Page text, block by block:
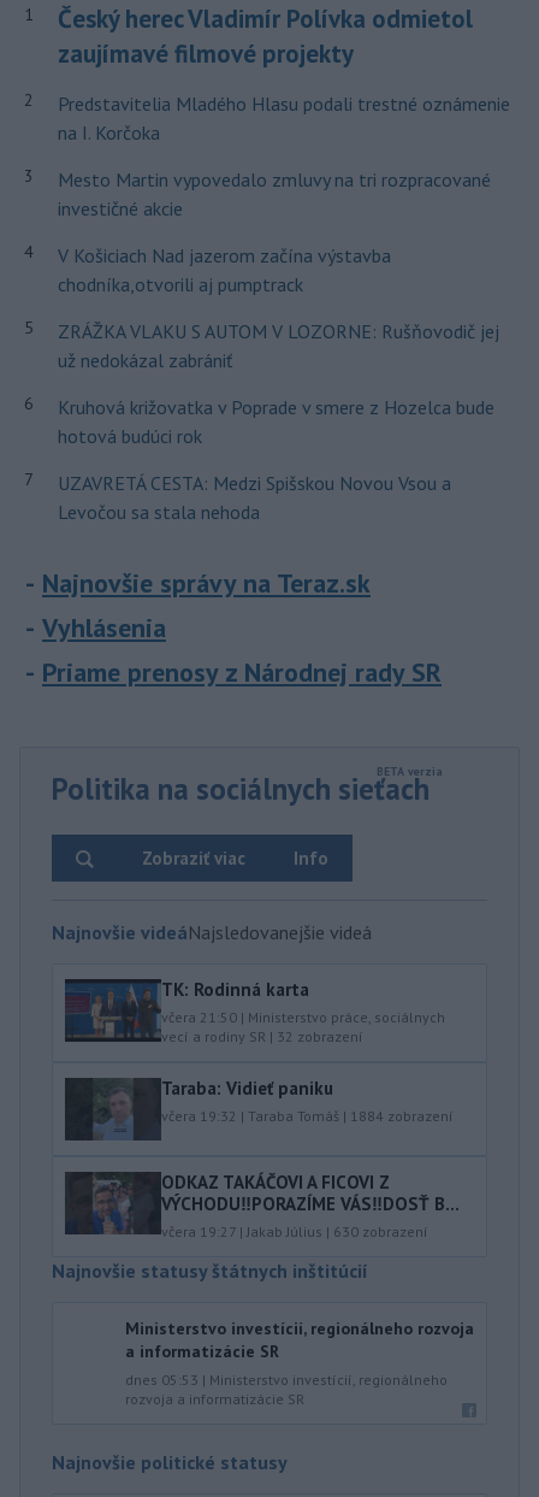
1
Český herec Vladimír Polívka odmietol
zaujímavé filmové projekty
2
Predstavitelia Mladého Hlasu podali trestné oznámenie
na I. Korčoka
3
Mesto Martin vypovedalo zmluvy na tri rozpracované
investičné akcie
4
V Košiciach Nad jazerom začína výstavba
chodníka,otvorili aj pumptrack
5
ZRÁŽKA VLAKU S AUTOM V LOZORNE: Rušňovodič jej
už nedokázal zabrániť
6
Kruhová križovatka v Poprade v smere z Hozelca bude
hotová budúci rok
7
UZAVRETÁ CESTA: Medzi Spišskou Novou Vsou a
Levočou sa stala nehoda
Najnovšie správy na Teraz.sk
Vyhlásenia
Priame prenosy z Národnej rady SR
Politika na sociálnych sieťach
Info
Zobraziť viac
Najnovšie videáNajsledovanejšie videá
TK: Rodinná karta
včera 21:50 | Ministerstvo práce, sociálnych
vecí a rodiny SR | 32 zobrazení
Taraba: Vidieť paniku
včera 19:32 | Taraba Tomáš | 1884 zobrazení
ODKAZ TAKÁČOVI A FICOVI Z
VÝCHODU‼️PORAZÍME VÁS‼️DOSŤ B...
včera 19:27 | Jakab Július | 630 zobrazení
Najnovšie statusy štátnych inštitúcií
Ministerstvo investícií, regionálneho rozvoja
a informatizácie SR
dnes 05:53 | Ministerstvo investícií, regionálneho
rozvoja a informatizácie SR
Najnovšie politické statusy